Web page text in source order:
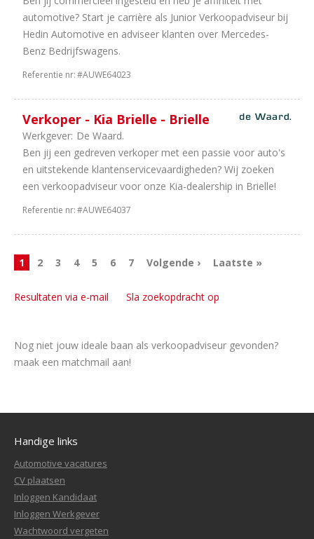
36
uur
24
uur
uur
20
uur
automotive? Start je carrière als Junior Verkoopadviseur bij
Hedin Automotive en adviseer klanten over Mercedes-
Benz Bedrijfswagens.
Referentie nr:#AUWE64023
Verkoper - Kia Brielle - Brielle
Werkgever: De Waard.
Ben jij een gedreven verkoper met een passie voor auto's
en uitstekende klantenservicevaardigheden? Wij zoeken
een verkoopadviseur voor onze Kia-dealership in Brielle!
Referentie nr:#AUWE64037
1 2 3 4 5 6 7 Volgende › Laatste »
Resultaten via e-mail Sla zoekopdracht op
Nog niet jouw ideale baan als verkoopadviseur gevonden?
maak een matchmail aan!
Handige links
Automotive vacatures
CV plaatsen
Inloggen Kandidaat
Inloggen Werkgever
Wachtwoord vergeten